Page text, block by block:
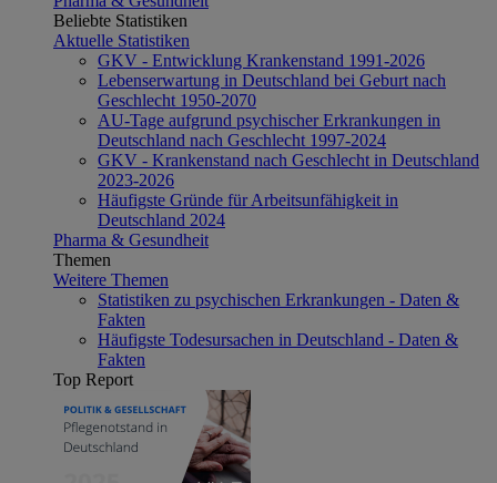
Beliebte Statistiken
Aktuelle Statistiken
GKV - Entwicklung Krankenstand 1991-2026
Lebenserwartung in Deutschland bei Geburt nach
Geschlecht 1950-2070
AU-Tage aufgrund psychischer Erkrankungen in
Deutschland nach Geschlecht 1997-2024
GKV - Krankenstand nach Geschlecht in Deutschland
2023-2026
Häufigste Gründe für Arbeitsunfähigkeit in
Deutschland 2024
Pharma & Gesundheit
Themen
Weitere Themen
Statistiken zu psychischen Erkrankungen - Daten &
Fakten
Häufigste Todesursachen in Deutschland - Daten &
Fakten
Top Report